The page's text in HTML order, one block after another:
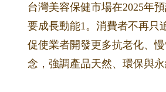
台灣美容保健市場在2025年
要成長動能1。消費者不再只
促使業者開發更多抗老化、
念，強調產品天然、環保與永